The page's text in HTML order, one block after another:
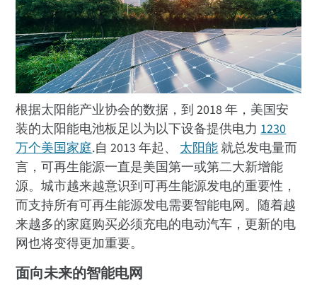
根据太阳能产业协会的数据，到 2018 年，美国安
装的太阳能电池板足以为以下设备提供电力1230
万个美国家庭.自 2013 年起、太阳能就总发电量而
言，可再生能源一直是美国第一或第二大新增能
源。城市越来越意识到可再生能源发电的重要性，
而支持所有可再生能源发电需要智能电网。随着越
来越多的家庭购买必须充电的电动汽车，更新的电
网也将变得更加重要。
面向未来的智能电网